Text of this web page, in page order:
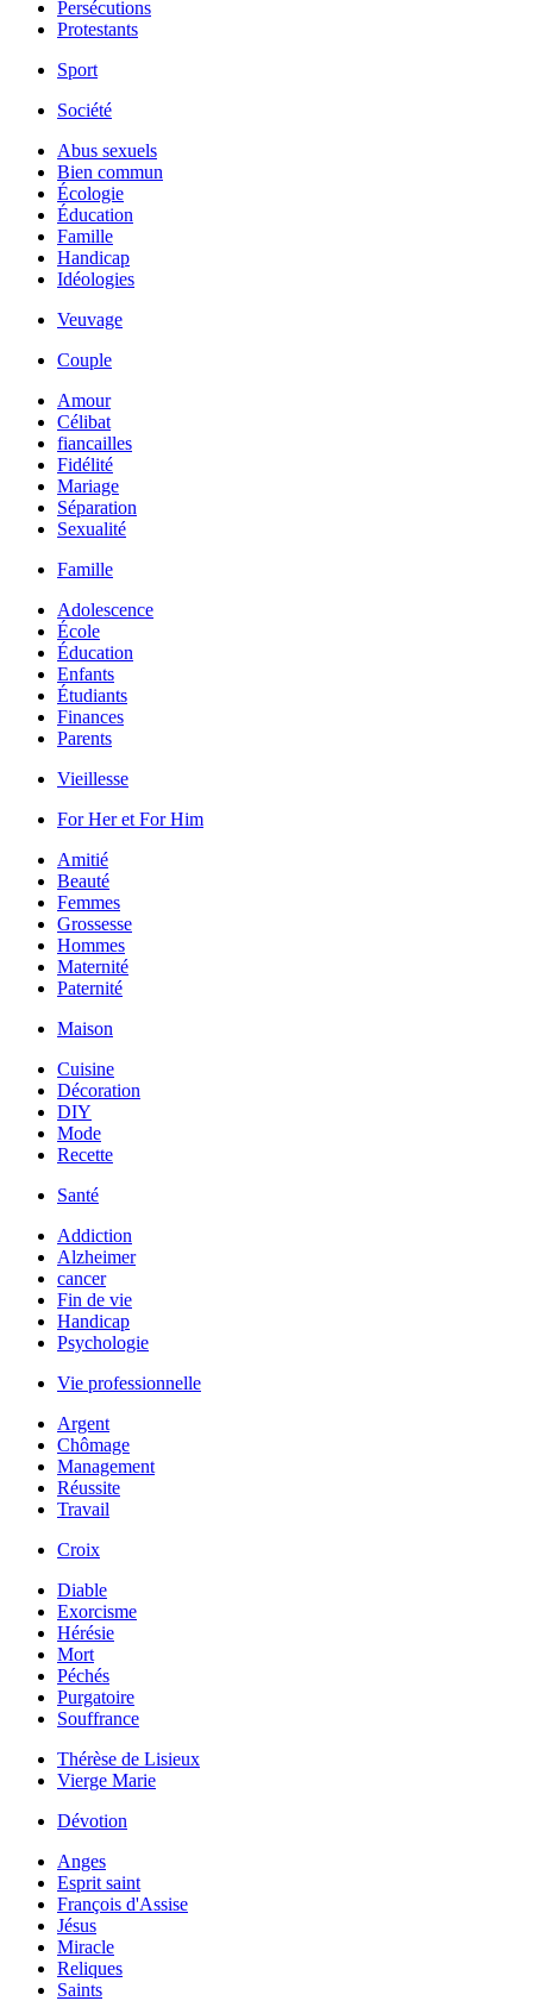
Persécutions
Protestants
Sport
Société
Abus sexuels
Bien commun
Écologie
Éducation
Famille
Handicap
Idéologies
Veuvage
Couple
Amour
Célibat
fiancailles
Fidélité
Mariage
Séparation
Sexualité
Famille
Adolescence
École
Éducation
Enfants
Étudiants
Finances
Parents
Vieillesse
For Her et For Him
Amitié
Beauté
Femmes
Grossesse
Hommes
Maternité
Paternité
Maison
Cuisine
Décoration
DIY
Mode
Recette
Santé
Addiction
Alzheimer
cancer
Fin de vie
Handicap
Psychologie
Vie professionnelle
Argent
Chômage
Management
Réussite
Travail
Croix
Diable
Exorcisme
Hérésie
Mort
Péchés
Purgatoire
Souffrance
Thérèse de Lisieux
Vierge Marie
Dévotion
Anges
Esprit saint
François d'Assise
Jésus
Miracle
Reliques
Saints